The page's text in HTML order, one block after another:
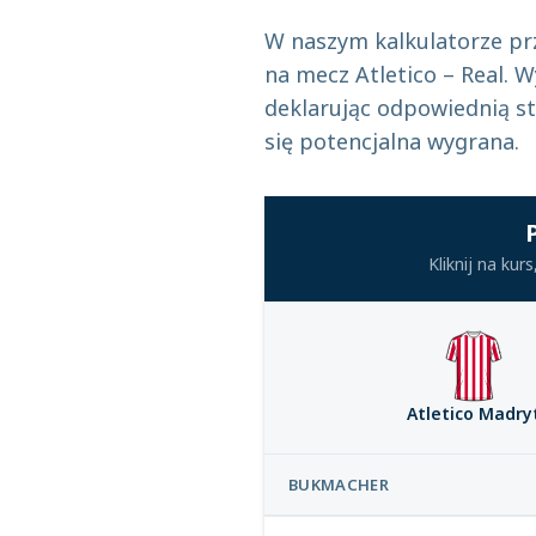
W naszym kalkulatorze
na mecz Atletico – Real.
deklarując odpowiednią
się potencjalna wygrana.
Kliknij na
Atletico
BUKMACHER